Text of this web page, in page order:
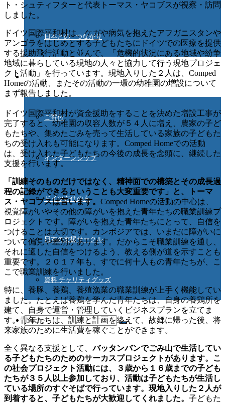
日本との つながり
ご協力ください
ご寄付
インターンシップ
ドイツ在住の方
日本の支援サークル
資料 チャリティグッズ
Suche
nach:
ト・シュティフターと代表トーマス・ヤコブスが視察・訪問
しました。
ドイツ国際平和村は、ケガや病気を抱えたアフガニスタンや
アンゴラをはじめとする子どもたちにドイツでの医療を提供
する援助飛行活動と並んで、「危機的状況にある地域や紛争
地域に暮らしている現地の人々と協力して行う現地プロジェ
クト活動」を行っています。現地入りした２人は、Comped
Homeの活動、またその活動の一環の幼稚園の増設について
まず報告しました。
ドイツ国際平和村が資金援助をすることを決めた増設工事が
完了すると、幼稚園の収容人数が５４人に増え、農家の子ど
もたちや、集めたごみを売って生活している家族の子どもた
ちの受け入れも可能になります。Comped Homeでの活動
は、受け入れた子どもたちの今後の成長を念頭に、継続した
支援を行います。
「訓練そのものだけではなく、精神面での構築とその成長過
程の記録ができるということも大変重要です」と、トーマ
ス・ヤコブスは言います。 Comped Homeの活動の中心は、
視覚障がいやその他の障がいを抱えた青年たちの職業訓練プ
ロジェクトです。障がいを抱えた青年たちにとって、自信を
つけることは大切です。カンボジアでは、いまだに障がいに
ついて偏見や差別があります。だからこそ職業訓練を通し、
それに適した自信をつけるよう、教える側が道を示すことも
重要です。２０１７年も、すでに何十人もの青年たちが、こ
こで職業訓練を行いました。
特に、養豚、養鶏、養殖漁業の職業訓練が上手く機能してい
ました。たとえば養鶏を学んだ青年たちは、自身の養鶏所を
建て、自身で運営・管理していくビジネスプランを立てま
す。青年たちは、訓練と計画を終えて、故郷に帰った後、将
来家族のために生活費を稼ぐことができます。
全く異なる支援として、バッタンバンでごみ山で生活してい
る子どもたちのためのサーカスプロジェクトがあります。こ
の社会プロジェクト活動には、３歳から１６歳までの子ども
たちが３５人以上参加しており、活動は子どもたちが生活し
ている場所のすぐそばで行っています。現地入りした２人が
到着すると、子どもたちが大歓迎してくれました。 子どもた